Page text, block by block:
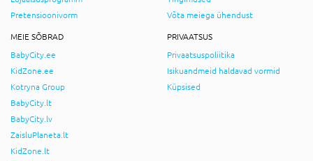
Pretensioonivorm
Võta meiega ühendust
MEIE SÕBRAD
BabyCity.ee
KidZone.ee
Kotryna Group
BabyCity.lt
BabyCity.lv
ZaisluPlaneta.lt
KidZone.lt
PRIVAATSUS
Privaatsuspoliitika
Isikuandmeid haldavad vormid
Küpsised